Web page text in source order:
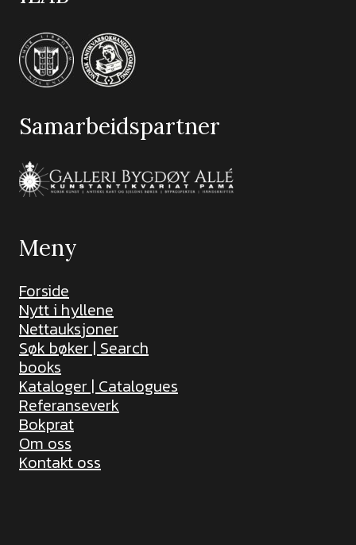
Samarbeidspartner
Meny
Forside
Nytt i hyllene
Nettauksjoner
Søk bøker | Search
books
Kataloger | Catalogues
Referanseverk
Bokprat
Om oss
Kontakt oss